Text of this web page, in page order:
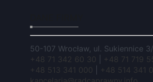
50-107 Wrocław, ul. Sukiennice
+48 71 342 60 30
+48 71 719
+48 513 341 000
+48 514 341